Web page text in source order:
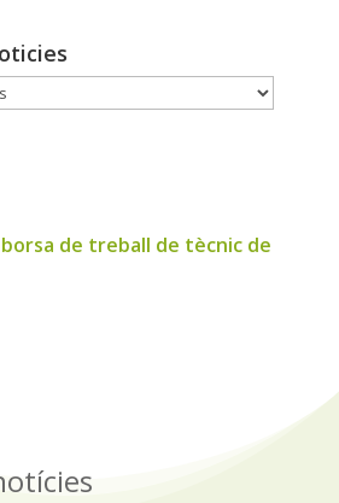
de treball de tècnic de